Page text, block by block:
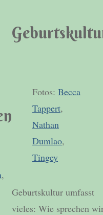
,
Fotos: Becca
Tappert,
Nathan
Dumlao,
Tingey
Geburtskultur umfasst
vieles: Wie sprechen